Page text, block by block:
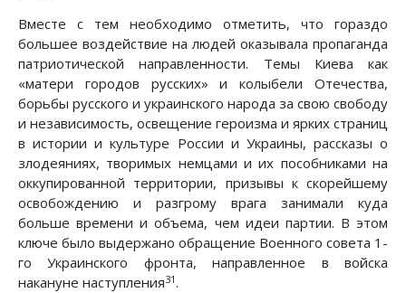
Вместе с тем необходимо отметить, что гораздо
большее воздействие на людей оказывала пропаганда
патриотической направленности. Темы Киева как
«матери городов русских» и колыбели Отечества,
борьбы русского и украинского народа за свою свободу
и независимость, освещение героизма и ярких страниц
в истории и культуре России и Украины, рассказы о
злодеяниях, творимых немцами и их пособниками на
оккупированной территории, призывы к скорейшему
освобождению и разгрому врага занимали куда
больше времени и объема, чем идеи партии. В этом
ключе было выдержано обращение Военного совета 1-
го Украинского фронта, направленное в войска
накануне наступления31.